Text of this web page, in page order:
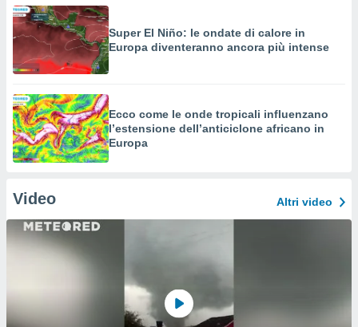
Super El Niño: le ondate di calore in
Europa diventeranno ancora più intense
Ecco come le onde tropicali influenzano
l’estensione dell’anticiclone africano in
Europa
Video Altri video